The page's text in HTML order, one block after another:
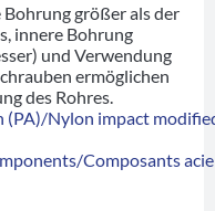
größer als der
innere Bohrung
und Verwendung
ermöglichen
des Rohres.
Nylon impact
Composants